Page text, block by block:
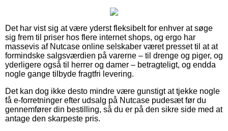
Det har vist sig at være yderst fleksibelt for enhver at søge
sig frem til priser hos flere internet shops, og ergo har
massevis af Nutcase online selskaber været presset til at at
formindske salgsværdien på varerne – til drenge og piger, og
yderligere også til herrer og damer – betragteligt, og endda
nogle gange tilbyde fragtfri levering.
Det kan dog ikke desto mindre være gunstigt at tjekke nogle
få e-forretninger efter udsalg på Nutcase pudesæt før du
gennemfører din bestilling, så du er på den sikre side med at
antage den skarpeste pris.